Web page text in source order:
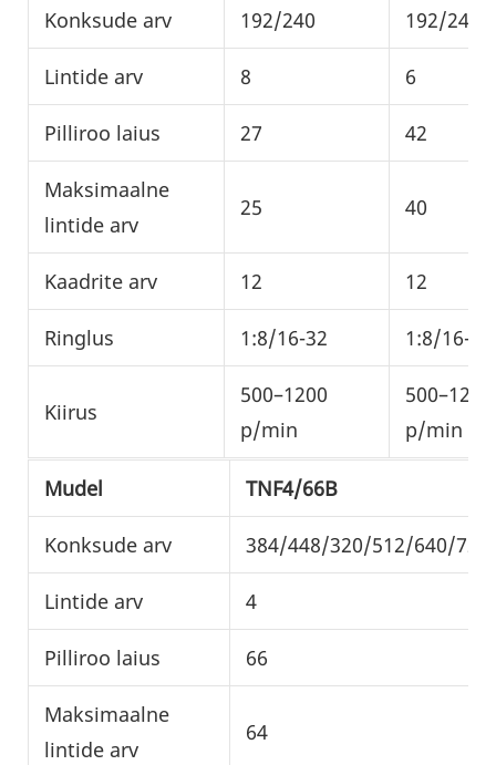
Konksude arv 192/240 192/240/
Lintide arv 8 6
Pilliroo laius 27 42
Maksimaalne
lintide arv
25 40
Kaadrite arv 12 12
Ringlus 1:8/16-32 1:8/16-32
Kiirus
500–1200
p/min
500–1200
p/min
Mudel TNF4/66B
Konksude arv 384/448/320/512/640/720
Lintide arv 4
Pilliroo laius 66
Maksimaalne
lintide arv
64